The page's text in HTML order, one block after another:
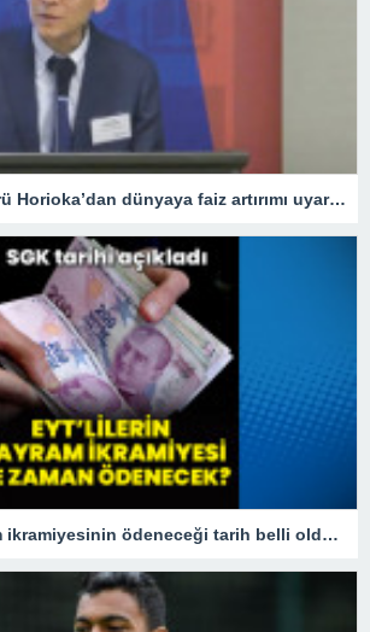
Ekonomi profesörü Horioka’dan dünyaya faiz artırımı uyarısı
EYT’lilerin bayram ikramiyesinin ödeneceği tarih belli oldu! 2023 EYT bayram ikramiyesi ne zaman yatacak?